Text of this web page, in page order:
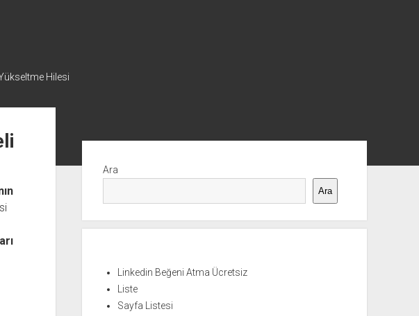
Hilesi
Menü
Ara
Ara
Linkedin Beğeni Atma Ücretsiz
Liste
Sayfa Listesi